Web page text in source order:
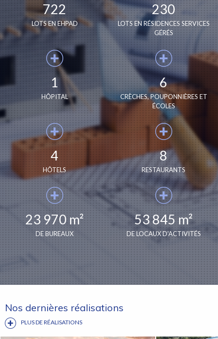
722
LOTS EN EHPAD
230
LOTS EN RÉSIDENCES SERVICES
GÉRÉS
1
HÔPITAL
6
CRÈCHES, POUPONNIÈRES ET
ÉCOLES
4
HÔTELS
8
RESTAURANTS
23 970 m²
DE BUREAUX
53 845 m²
DE LOCAUX D'ACTIVITÉS
Nos dernières réalisations
PLUS DE RÉALISATIONS